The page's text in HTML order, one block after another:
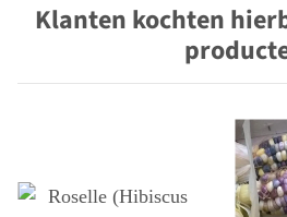
Klanten kochten